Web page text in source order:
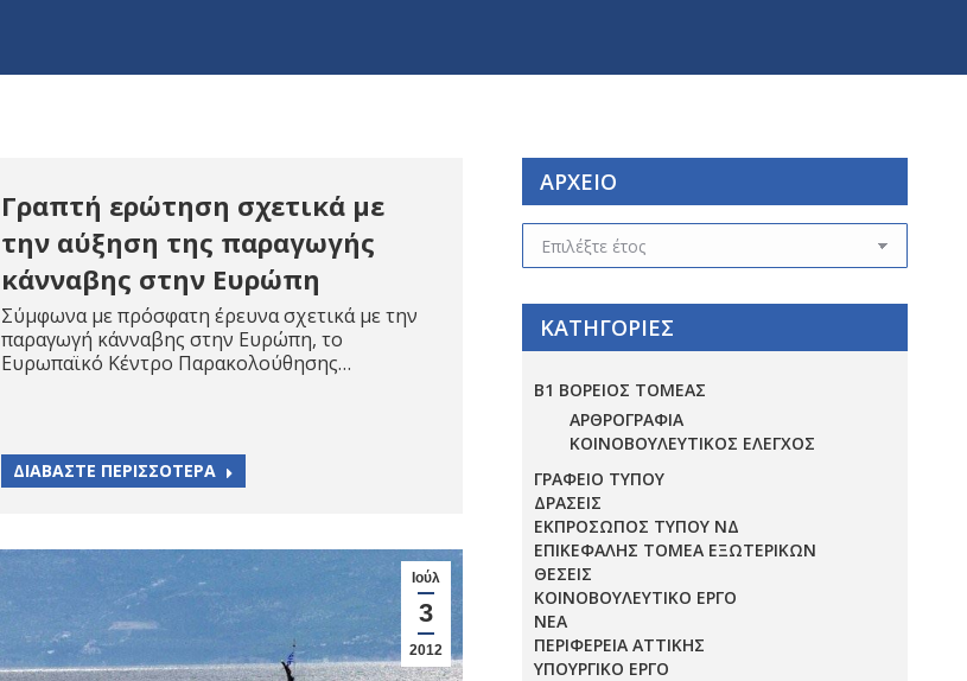
Γραπτή ερώτηση σχετικά με
την αύξηση της παραγωγής
κάνναβης στην Ευρώπη
Σύμφωνα με πρόσφατη έρευνα σχετικά με την
παραγωγή κάνναβης στην Ευρώπη, το
Ευρωπαϊκό Κέντρο Παρακολούθησης…
ΔΙΑΒΑΣΤΕ ΠΕΡΙΣΣΟΤΕΡΑ
Ιούλ
3
2012
ΑΡΧΕΙΟ
ΑΡΧΕΙΟ
ΚΑΤΗΓΟΡΙΕΣ
Β1 ΒΟΡΕΙΟΣ ΤΟΜΕΑΣ
ΑΡΘΡΟΓΡΑΦΙΑ
ΚΟΙΝΟΒΟΥΛΕΥΤΙΚΟΣ ΕΛΕΓΧΟΣ
ΓΡΑΦΕΙΟ ΤΥΠΟΥ
ΔΡΑΣΕΙΣ
ΕΚΠΡΟΣΩΠΟΣ ΤΥΠΟΥ ΝΔ
ΕΠΙΚΕΦΑΛΗΣ ΤΟΜΕΑ ΕΞΩΤΕΡΙΚΩΝ
ΘΕΣΕΙΣ
ΚΟΙΝΟΒΟΥΛΕΥΤΙΚΟ ΕΡΓΟ
ΝΕΑ
ΠΕΡΙΦΕΡΕΙΑ ΑΤΤΙΚΗΣ
ΥΠΟΥΡΓΙΚΟ ΕΡΓΟ